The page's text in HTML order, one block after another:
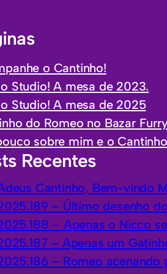
o Cantinho!
Studio! A mesa de 2023.
Studio! A mesa de 2025
do Romeo no Bazar
sobre mim e o
Recentes
Cantinho, Bem-vindo
– Último desenho
– Apenas o Nicco
– Apenas um
– Romeo acenando